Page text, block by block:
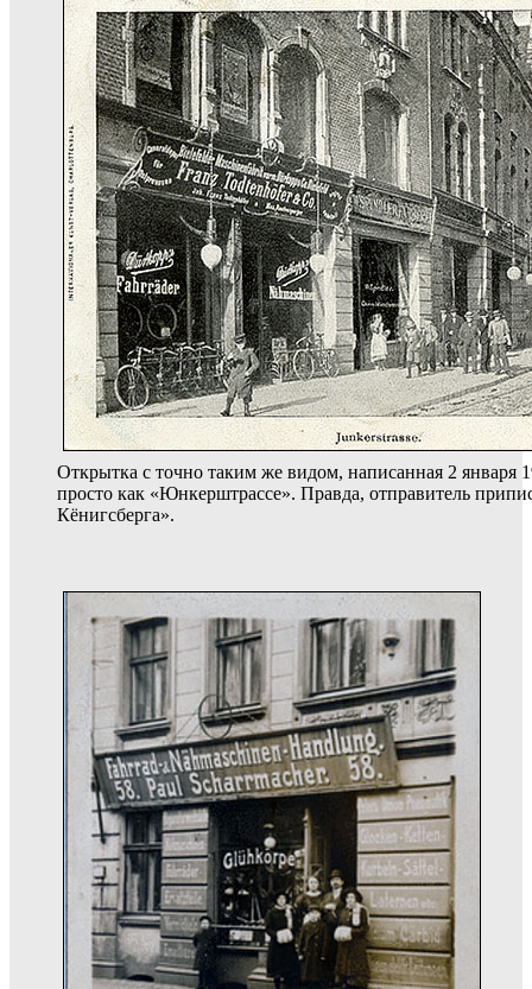
Открытка с точно таким же видом, написанная 2 января
просто как «Юнкерштрассе». Правда, отправитель
Кёнигсберга».